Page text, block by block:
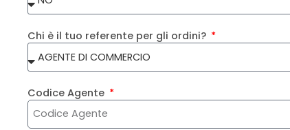
Chi è il tuo referente per gli ordini?
Codice Agente